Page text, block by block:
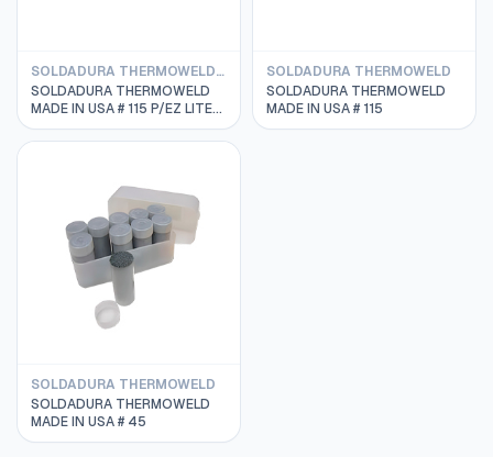
SOLDADURA THERMOWELD REMOTO
SOLDADURA THERMOWELD
MADE IN USA # 115 P/EZ LITE
REMOTO
SOLDADURA THERMOWELD
SOLDADURA THERMOWELD
MADE IN USA # 115
SOLDADURA THERMOWELD
SOLDADURA THERMOWELD
MADE IN USA # 45